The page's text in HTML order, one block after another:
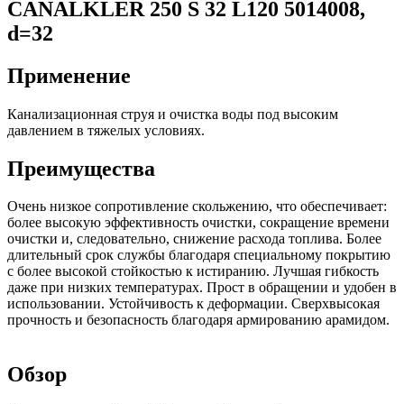
CANALKLER 250 S 32 L120 5014008,
d=32
Применение
Канализационная струя и очистка воды под высоким
давлением в тяжелых условиях.
Преимущества
Очень низкое сопротивление скольжению, что обеспечивает:
более высокую эффективность очистки, сокращение времени
очистки и, следовательно, снижение расхода топлива. Более
длительный срок службы благодаря специальному покрытию
с более высокой стойкостью к истиранию. Лучшая гибкость
даже при низких температурах. Прост в обращении и удобен в
использовании. Устойчивость к деформации. Сверхвысокая
прочность и безопасность благодаря армированию арамидом.
Обзор